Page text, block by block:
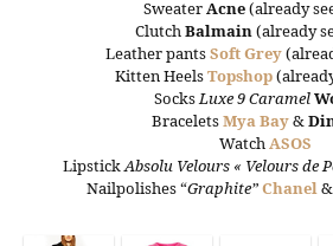
Sweater Acne(already
Clutch Balmain (already
Leather pantsSoft Grey
Kitten HeelsTopshop
Socks Luxe 9 Caramel
BraceletsMya Bay&
Watch ASOS
LipstickAbsolu Velours « Velours de
Nailpolishes “Graphite”Chanel